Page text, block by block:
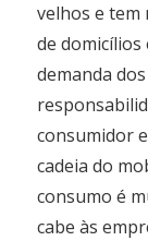
velhos e
de domicílios
demanda
consumidor
cadeia do
consumo é
cabe às